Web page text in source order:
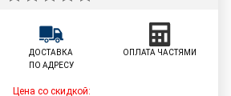
ДОСТАВКА
ПО АДРЕСУ
ОПЛАТА ЧАСТЯМИ
Цена со скидкой: